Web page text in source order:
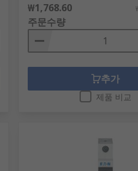
₩1,768.60
주문수량
추가
제품 비교